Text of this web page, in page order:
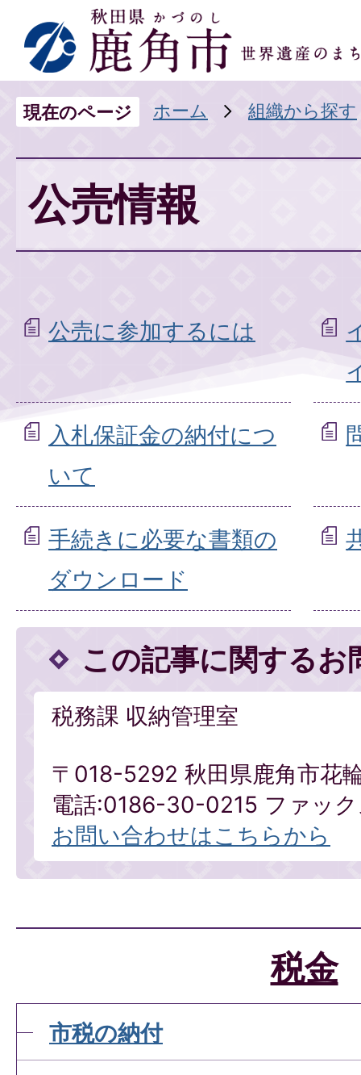
現在のページ ホーム 組織から探す
公売情報
公売に参加するには
入札保証金の納付につ
いて
手続きに必要な書類の
ダウンロード
この記事に関するお
税務課 収納管理室
〒018-5292 秋田県鹿角市花
電話:0186-30-0215 ファッ
お問い合わせはこちらから
税金
市税の納付